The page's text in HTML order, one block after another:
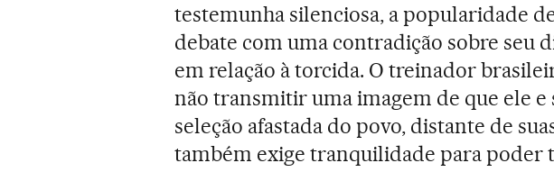
testemunha silenciosa, a popularidade
debate com uma contradição sobre seu
em relação à torcida. O treinador
não transmitir uma imagem de que ele e
seleção afastada do povo, distante de
também exige tranquilidade para poder